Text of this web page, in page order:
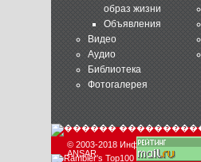
образ жизни
Объявления
Видео
Аудио
Библиотека
Фотогалерея
© 2003-2018 Информационно-
ANSAR